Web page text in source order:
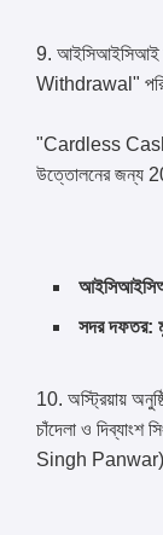
9. আইসিআইসিআই
Withdrawal"
"Cardless Cash
উত্তোলনের জন্য
সদর দফতর:
10. অস্ট্রিয়ায়
চাঁদেলা ও
Singh Panwar)